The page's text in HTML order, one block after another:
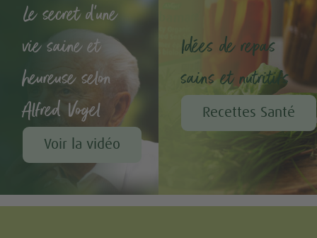
Le secret d'une
vie saine et
heureuse selon
Alfred Vogel
Voir la vidéo
Idées de repas
sains et nutritifs
Recettes Santé